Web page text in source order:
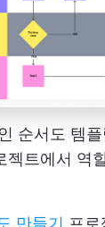
순서도 템
젝트에서 역
만들기 프